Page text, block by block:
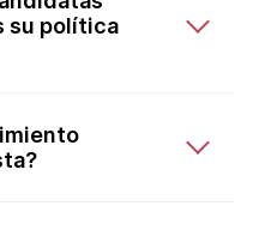
su política